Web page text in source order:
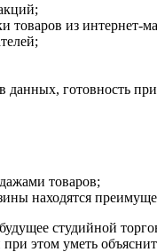
товаров из интернет-
данных, готовность
товаров;
находятся
студийной
этом уметь